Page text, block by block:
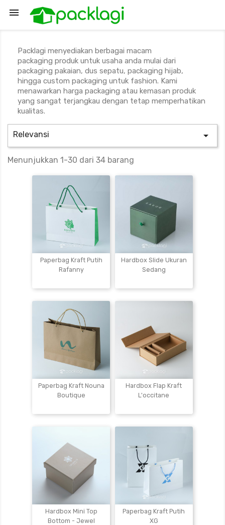

Packlagi menyediakan berbagai macam
packaging produk untuk usaha anda mulai dari
packaging pakaian, dus sepatu, packaging hijab,
hingga custom packaging untuk fashion. Kami
menawarkan harga packaging atau kemasan produk
yang sangat terjangkau dengan tetap memperhatikan
kualitas.
Relevansi 
Menunjukkan 1-30 dari 34 barang
Paperbag Kraft Putih
Rafanny
Hardbox Slide Ukuran
Sedang
Paperbag Kraft Nouna
Boutique
Hardbox Flap Kraft
L'occitane
Hardbox Mini Top
Bottom - Jewel
Paperbag Kraft Putih
XG